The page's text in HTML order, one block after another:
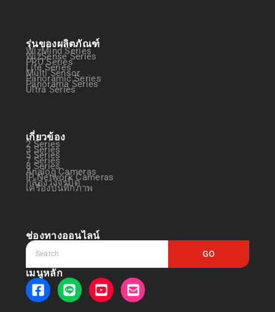
รุ่นของผลิตภัณฑ์
WizMind Series
WizSense Series
PRO Series
Lite Series
Multi Sensor
Panoramic Series
Panorama Series
Ultra Series
เกี่ยวข้อง
2 Series
3 Series
5 Series
7 Series
8 Series
Analog Cameras
IP Network Cameras
กล้องวงจรปิด
เครื่องบันทึกภาพ
ช่องทางออนไลน์
GO
เมนูหลัก